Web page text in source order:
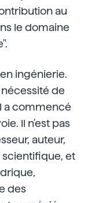
au
le domaine
ingénierie.
de
a commencé
Il n'est pas
auteur,
et
des